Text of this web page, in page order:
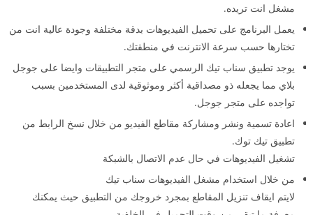
مشغل انت تريده.
يعمل البرنامج على تحميل الفيديوهات بدقة مختلفة وجودة عالية انت من
تختارها حسب سرعة الانترنت في منطقتك.
يوجد تطبيق سناب تيك الرسمي على متجر التطبيقات وايضا على جوجل
بلاي مما يجعله ذو مصداقية أكثر وموثوقية لدى المستخدمين بسبب
تواجده على متجر جوجل.
اعادة تسمية ونشر ومشاركة مقاطع الفيديو من خلال نسخ الرابط من
تطبيق تيك توك.
تشغيل الفيديوهات في حال عدم الاتصال بالشبكة
من خلال استخدام مشغل الفيديوهات سناب تيك
لايتم ايقاف تنزيل المقاطع بمجرد خروجك من التطبيق حيث يمكنك